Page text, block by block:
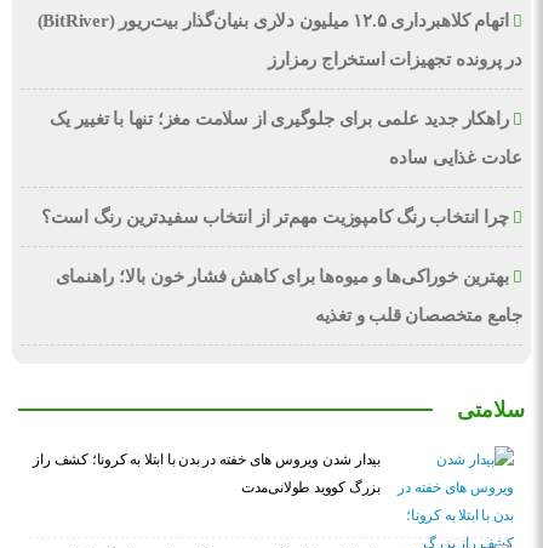
اتهام کلاهبرداری ۱۲.۵ میلیون دلاری بنیان‌گذار بیت‌ریور (BitRiver)
در پرونده تجهیزات استخراج رمزارز
راهکار جدید علمی برای جلوگیری از سلامت مغز؛ تنها با تغییر یک
عادت غذایی ساده
چرا انتخاب رنگ کامپوزیت مهم‌تر از انتخاب سفیدترین رنگ است؟
بهترین خوراکی‌ها و میوه‌ها برای کاهش فشار خون بالا؛ راهنمای
جامع متخصصان قلب و تغذیه
سلامتی
بیدار شدن ویروس‌ های خفته در بدن با ابتلا به کرونا؛ کشف راز
بزرگ کووید طولانی‌مدت